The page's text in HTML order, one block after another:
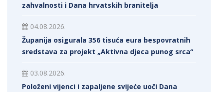
zahvalnosti i Dana hrvatskih branitelja
04.08.2026.
Županija osigurala 356 tisuća eura bespovratnih
sredstava za projekt „Aktivna djeca punog srca“
03.08.2026.
Položeni vijenci i zapaljene svijeće uoči Dana